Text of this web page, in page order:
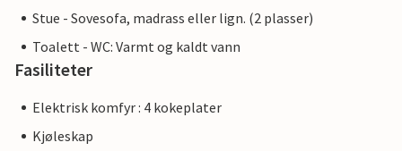
Stue - Sovesofa, madrass eller lign. (2 plasser)
Toalett - WC: Varmt og kaldt vann
Fasiliteter
Elektrisk komfyr : 4 kokeplater
Kjøleskap